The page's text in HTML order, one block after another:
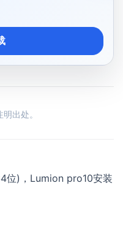
出处。
位)，Lumion pro10安装